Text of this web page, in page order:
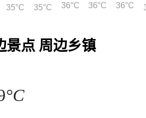
35°C 35°C 36°C 36°C 36°C
景点 周边乡镇
°C